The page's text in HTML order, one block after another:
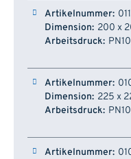
200 x
PN10
225 x
PN10